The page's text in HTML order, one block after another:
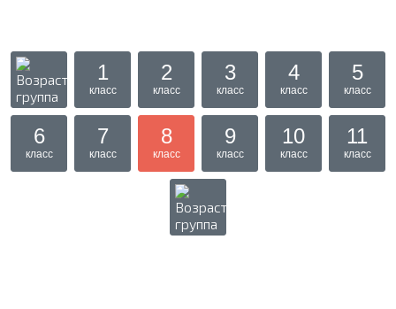
1
класс
2
класс
3
класс
4
класс
5
класс
6
класс
7
класс
8
класс
9
класс
10
класс
11
класс